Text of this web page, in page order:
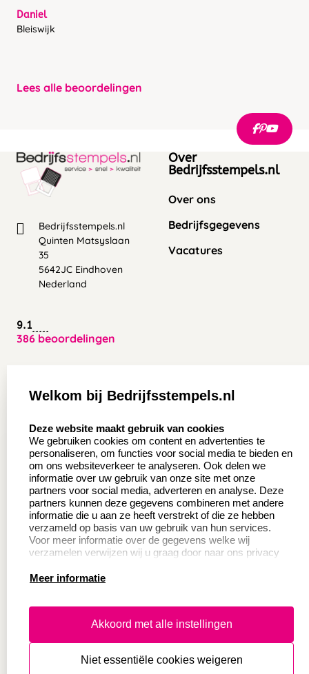
Daniel
Bleiswijk
Lees alle beoordelingen
Bedrijfsstempels.nl
Quinten Matsyslaan
35
5642JC Eindhoven
Nederland
9.1
386 beoordelingen
Over
Bedrijfsstempels.nl
Over ons
Bedrijfsgegevens
Vacatures
Aanvraag op maat
Wederverkoper
worden
Sale
Betaling & Verzending
Contact opnemen
Veel gestelde vragen
Retourneren
Herroepingsrecht
Productinformatie:
Instructie voor
Aanleverspecificaties
Safety Sheets
Welkom bij Bedrijfsstempels.nl
Deze website maakt gebruik van cookies
We gebruiken cookies om content en advertenties te
personaliseren, om functies voor social media te bieden en
om ons websiteverkeer te analyseren. Ook delen we
informatie over uw gebruik van onze site met onze
partners voor social media, adverteren en analyse. Deze
partners kunnen deze gegevens combineren met andere
informatie die u aan ze heeft verstrekt of die ze hebben
verzameld op basis van uw gebruik van hun services.
Voor meer informatie over de gegevens welke wij
verzamelen verwijzen wij u graag door naar ons privacy
Meer informatie
Akkoord met alle instellingen
Niet essentiële cookies weigeren